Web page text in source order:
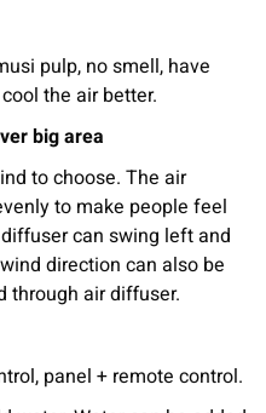
pulp, no smell, have
the air better.
big area
to choose. The air
to make people feel
can swing left and
direction can also be
through air diffuser.
panel + remote control.